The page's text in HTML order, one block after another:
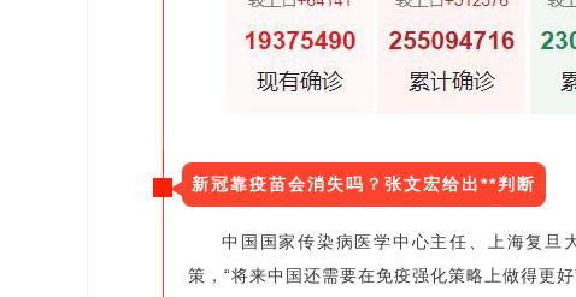
新冠靠疫苗会消失吗？张文宏给出**判断
中国国家传染病医学中心主任、上海复旦
策，“将来中国还需要在免疫强化策略上做得更好